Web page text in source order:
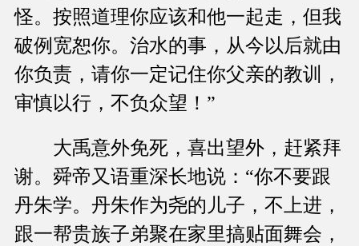
怪。按照道理你应该和他一起走，但我
破例宽恕你。治水的事，从今以后就由
你负责，请你一定记住你父亲的教训，
审慎以行，不负众望！”
大禹意外免死，喜出望外，赶紧拜
谢。舜帝又语重深长地说：“你不要跟
丹朱学。丹朱作为尧的儿子，不上进，
跟一帮贵族子弟聚在家里搞贴面舞会，